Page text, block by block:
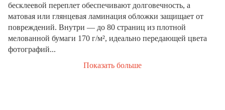
бесклеевой переплет обеспечивают долговечность, а
матовая или глянцевая ламинация обложки защищает от
повреждений. Внутри — до 80 страниц из плотной
мелованной бумаги 170 г/м², идеально передающей цвета
фотографий...
Показать больше